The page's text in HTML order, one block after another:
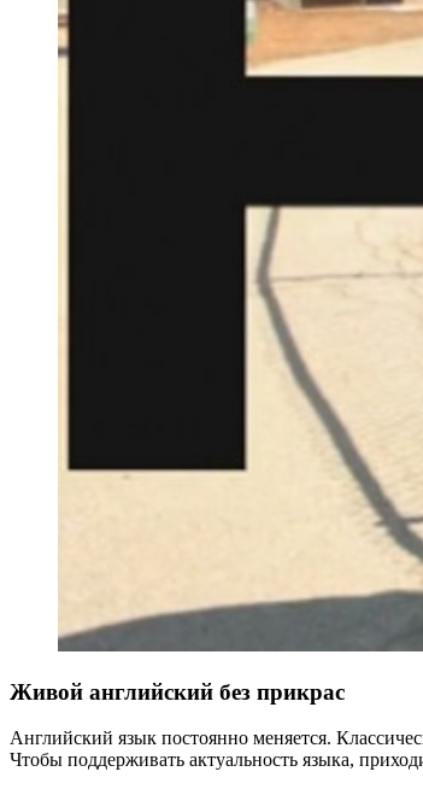
Живой английский без прикрас
Английский язык постоянно меняется.
Чтобы поддерживать актуальность языка,